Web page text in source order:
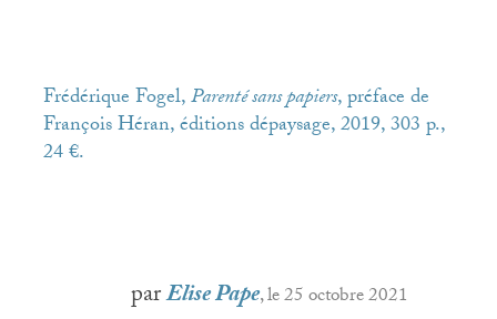
Frédérique Fogel,Parenté sans papiers, préface de
François Héran, éditions dépaysage, 2019, 303 p.,
24 €.
parElise Pape, le 25 octobre 2021